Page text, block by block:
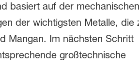
basiert auf der mechanischen
der wichtigsten Metalle, die
Mangan. Im nächsten Schritt
großtechnische